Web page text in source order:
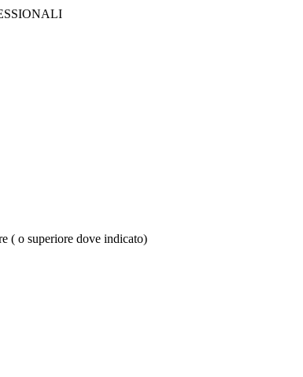
( o superiore dove indicato)